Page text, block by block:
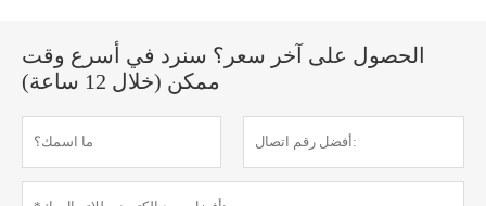
الحصول على آخر سعر؟ سنرد في أسرع وقت
ممكن (خلال 12 ساعة)